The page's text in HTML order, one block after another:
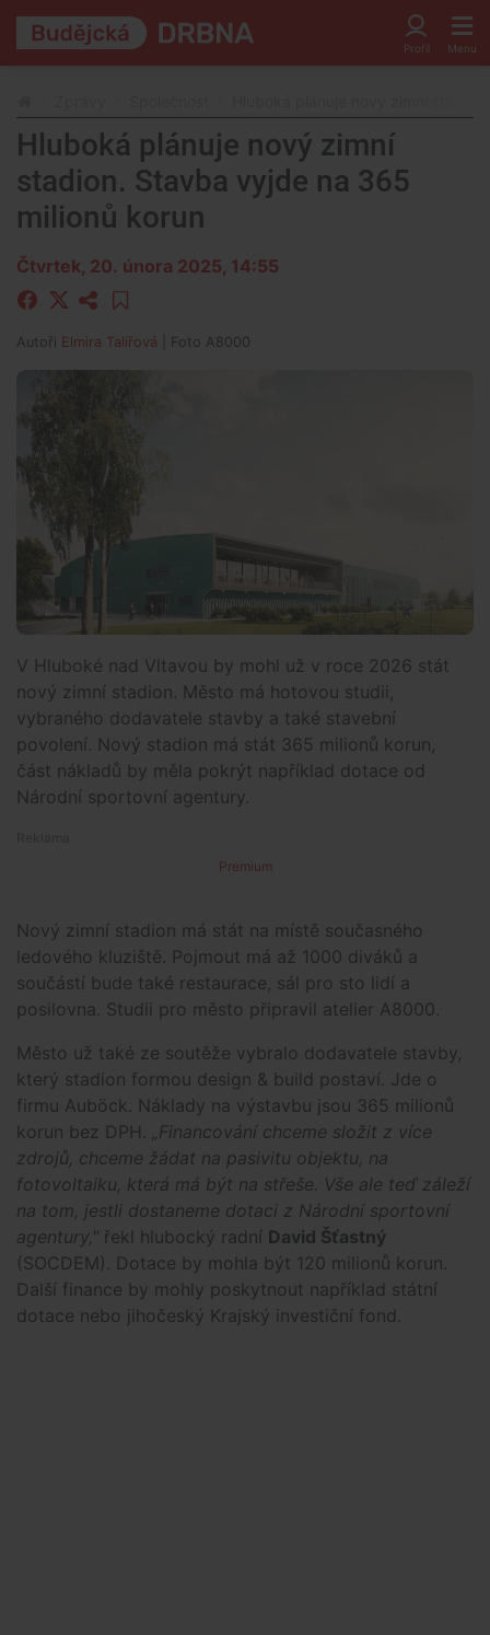
Hluboká plánuje nový zimní
stadion. Stavba vyjde na 365
milionů korun
Čtvrtek, 20. února 2025, 14:55
Autoři Elmira Talířová | Foto A8000
V Hluboké nad Vltavou by mohl už v roce 2026 stát
nový zimní stadion. Město má hotovou studii,
vybraného dodavatele stavby a také stavební
povolení. Nový stadion má stát 365 milionů korun,
část nákladů by měla pokrýt například dotace od
Národní sportovní agentury.
Premium
Nový zimní stadion má stát na místě současného
ledového kluziště. Pojmout má až 1000 diváků a
součástí bude také restaurace, sál pro sto lidí a
posilovna. Studii pro město připravil atelier A8000.
Město už také ze soutěže vybralo dodavatele stavby,
který stadion formou design & build postaví. Jde o
firmu Auböck. Náklady na výstavbu jsou 365 milionů
korun bez DPH.
„Financování chceme složit z více
zdrojů, chceme žádat na pasivitu objektu, na
fotovoltaiku, která má být na střeše. Vše ale teď záleží
na tom, jestli dostaneme dotaci z Národní sportovní
agentury," řekl hlubocký radní David Šťastný
(SOCDEM). Dotace by mohla být 120 milionů korun.
Další finance by mohly poskytnout například státní
dotace nebo jihočeský Krajský investiční fond.